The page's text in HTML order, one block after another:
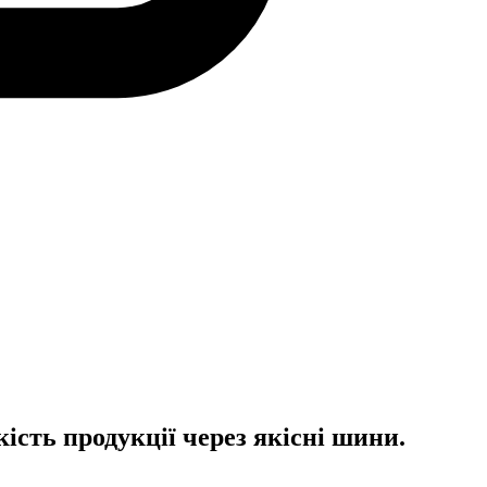
продукції через якісні шини.